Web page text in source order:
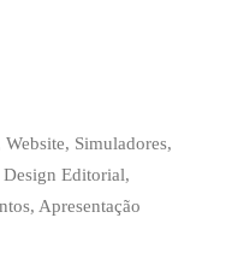
Simuladores,
Editorial,
Apresentação